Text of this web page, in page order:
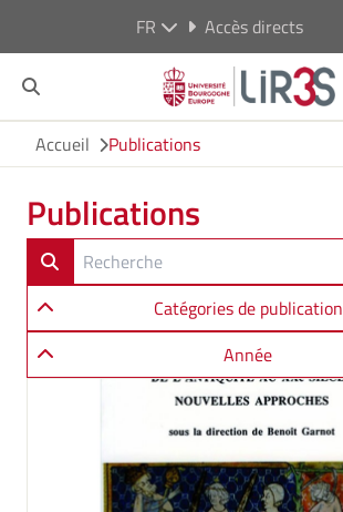
FR Accès directs
Accueil Publications
Publications
Catégories de publication
Année